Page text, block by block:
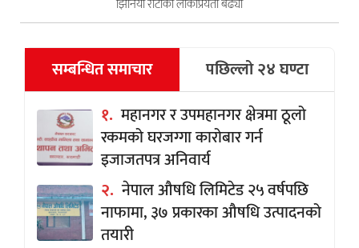
झिनियाँ रोटीको लोकप्रियता बढ्यो
सम्बन्धित समाचार
पछिल्लो २४ घण्टा
१. महानगर र उपमहानगर क्षेत्रमा ठूलो
रकमको घरजग्गा कारोबार गर्न
इजाजतपत्र अनिवार्य
२. नेपाल औषधि लिमिटेड २५ वर्षपछि
नाफामा, ३७ प्रकारका औषधि उत्पादनको
तयारी